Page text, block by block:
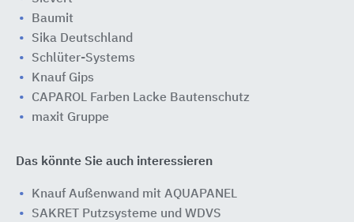
Baumit
Sika Deutschland
Schlüter-Systems
Knauf Gips
CAPAROL Farben Lacke Bautenschutz
maxit Gruppe
Das könnte Sie auch interessieren
Knauf Außenwand mit AQUAPANEL
SAKRET Putzsysteme und WDVS